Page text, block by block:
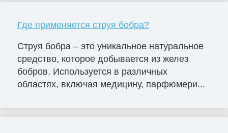
Где применяется струя бобра?
Струя бобра – это уникальное натуральное
средство, которое добывается из желез
бобров. Используется в различных
областях, включая медицину, парфюмери...